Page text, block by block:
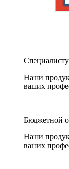
Наши
ваших
Бюджетной
Наши
ваших